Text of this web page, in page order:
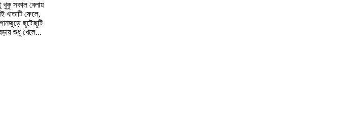
খুকু সকাল বেলায়
খাতাটি ফেলে,
ছুটোছুটি
শুধু খেলে...